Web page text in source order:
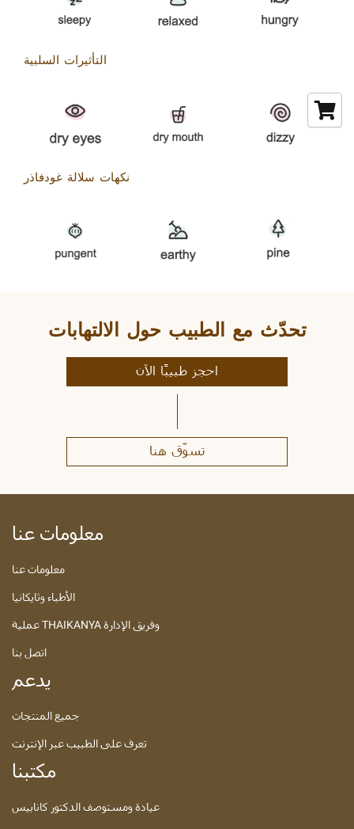
التأثيرات السلبية
نكهات سلالة غودفاذر
تحدّث مع الطبيب حول الالتهابات
احجز طبيبًا الآن
تسوّق هنا
معلومات عنا
معلومات عنا
الأطباء وثايكانيا
عملية THAIKANYA وفريق الإدارة
اتصل بنا
يدعم
جميع المنتجات
تعرف على الطبيب عبر الإنترنت
مكتبنا
عيادة ومستوصف الدكتور كانابيس